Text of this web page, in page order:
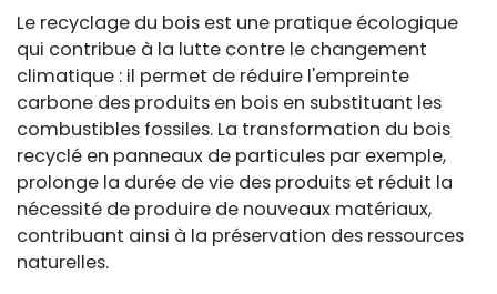
Le recyclage du bois est une pratique écologique
qui contribue à la lutte contre le changement
climatique : il permet de réduire l'empreinte
carbone des produits en bois en substituant les
combustibles fossiles. La transformation du bois
recyclé en panneaux de particules par exemple,
prolonge la durée de vie des produits et réduit la
nécessité de produire de nouveaux matériaux,
contribuant ainsi à la préservation des ressources
naturelles.